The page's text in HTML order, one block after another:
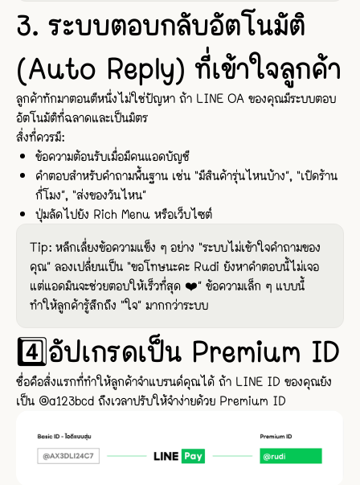
3. ระบบตอบกลับอัตโนมัติ
(Auto Reply) ที่เข้าใจลูกค้า
ลูกค้าทักมาตอนตีหนึ่งไม่ใช่ปัญหา ถ้า LINE OA ของคุณมีระบบตอบ
อัตโนมัติที่ฉลาดและเป็นมิตร
สิ่งที่ควรมี:
ข้อความต้อนรับเมื่อมีคนแอดบัญชี
คำตอบสำหรับคำถามพื้นฐาน เช่น “มีสินค้ารุ่นไหนบ้าง”, “เปิดร้าน
กี่โมง”, “ส่งของวันไหน”
ปุ่มลัดไปยัง Rich Menu หรือเว็บไซต์
Tip: หลีกเลี่ยงข้อความแข็ง ๆ อย่าง “ระบบไม่เข้าใจคำถามของ
คุณ” ลองเปลี่ยนเป็น “ขอโทษนะคะ Rudi ยังหาคำตอบนี้ไม่เจอ
แต่แอดมินจะช่วยตอบให้เร็วที่สุด ❤️” ข้อความเล็ก ๆ แบบนี้
ทำให้ลูกค้ารู้สึกถึง “ใจ” มากกว่าระบบ
4️⃣อัปเกรดเป็น Premium ID
ชื่อคือสิ่งแรกที่ทำให้ลูกค้าจำแบรนด์คุณได้ ถ้า LINE ID ของคุณยัง
เป็น @a123bcd ถึงเวลาปรับให้จำง่ายด้วย Premium ID